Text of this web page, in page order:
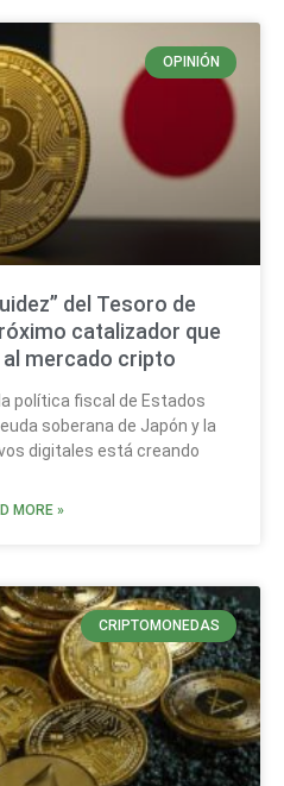
OPINIÓN
del Tesoro de
catalizador que
mercado cripto
política fiscal de Estados
soberana de Japón y la
digitales está creando
MORE »
CRIPTOMONEDAS